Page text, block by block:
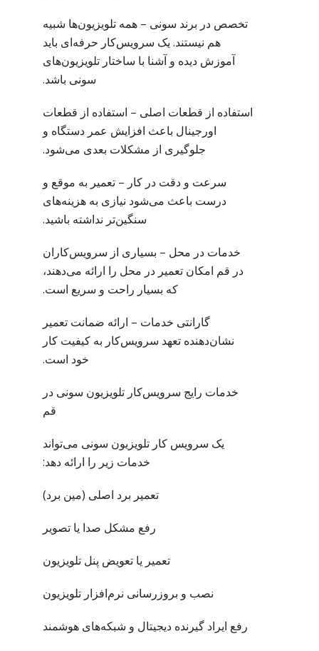
تخصص در برند سونی – همه تلویزیون‌ها شبیه
هم نیستند. یک سرویس‌کار حرفه‌ای باید
آموزش دیده و آشنا با ساختار تلویزیون‌های
سونی باشد.
استفاده از قطعات اصلی – استفاده از قطعات
اورجینال باعث افزایش عمر دستگاه و
جلوگیری از مشکلات بعدی می‌شود.
سرعت و دقت در کار – تعمیر به موقع و
درست باعث می‌شود نیازی به هزینه‌های
سنگین‌تر نداشته باشید.
خدمات در محل – بسیاری از سرویس‌کاران
در قم امکان تعمیر در محل را ارائه می‌دهند،
که بسیار راحت و سریع است.
گارانتی خدمات – ارائه ضمانت تعمیر
نشان‌دهنده تعهد سرویس‌کار به کیفیت کار
خود است.
خدمات رایج سرویس‌کار تلویزیون سونی در
قم
یک سرویس کار تلویزیون سونی می‌تواند
خدمات زیر را ارائه دهد:
تعمیر برد اصلی (مین برد)
رفع مشکل صدا یا تصویر
تعمیر یا تعویض پنل تلویزیون
نصب و بروزرسانی نرم‌افزار تلویزیون
رفع ایراد گیرنده دیجیتال و شبکه‌های هوشمند